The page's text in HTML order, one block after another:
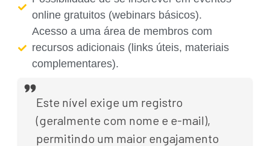
online gratuitos (webinars básicos).
Acesso a uma área de membros com
recursos adicionais (links úteis, materiais
complementares).
Este nível exige um registro
(geralmente com nome e e-mail),
permitindo um maior engajamento